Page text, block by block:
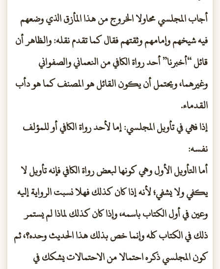
أجاب المجلسي محاولا الخروج من هذا المأزق الذي وضعهم
فيه شيخهم وإمامهم وثقتهم فقال كما تقدم نقله: والظاهر أن
قائل “أخبرنا” أحد رواة الكافي من النعماني والصفواني
وغيرهما، ويحتمل أن يكون القائل هو المصنف كما هو دأب
القدماء.
إذا فهي في تأويل المجلسي: إما لأحد رواة الكافي أو للمؤلف
نفسه:
أما التأويل الأول وهي كونها لبعض رواة الكافي فإنه تأويل لا
يكفي ولا يشفي؛ لأنه إذا كان كذلك فهلا نسبت الرواية إليه
وعين في أول الكتاب باسمه، وإذا كان كذلك لماذا لم يستمر
ذلك في الكتاب كله وإنما خص بذلك هذا الحديث وحده؟، ثم
كون المجلسي ذكره احتمالا من الاحتمالات يشكك في